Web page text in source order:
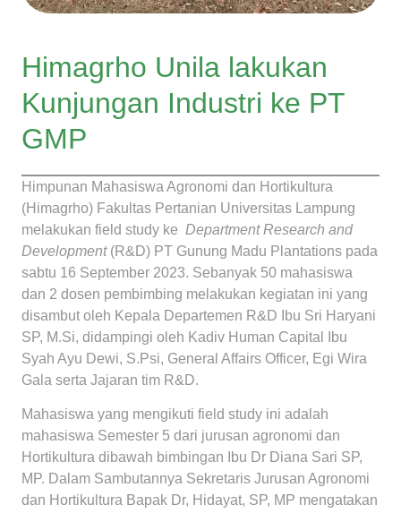
Himagrho Unila lakukan
Kunjungan Industri ke PT
GMP
Himpunan Mahasiswa Agronomi dan Hortikultura
(Himagrho) Fakultas Pertanian Universitas Lampung
melakukan field study ke Department Research and
Development(R&D) PT Gunung Madu Plantations pada
sabtu 16 September 2023. Sebanyak 50 mahasiswa
dan 2 dosen pembimbing melakukan kegiatan ini yang
disambut oleh Kepala Departemen R&D Ibu Sri Haryani
SP, M.Si, didampingi oleh Kadiv Human Capital Ibu
Syah Ayu Dewi, S.Psi, General Affairs Officer, Egi Wira
Gala serta Jajaran tim R&D.
Mahasiswa yang mengikuti field study ini adalah
mahasiswa Semester 5 dari jurusan agronomi dan
Hortikultura dibawah bimbingan Ibu Dr Diana Sari SP,
MP. Dalam Sambutannya Sekretaris Jurusan Agronomi
dan Hortikultura Bapak Dr, Hidayat, SP, MP mengatakan